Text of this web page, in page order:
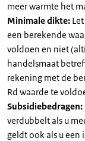
meer warmte het
Minimale dikte:
een berekende
voldoen en niet
handelsmaat
rekening met de
Rd waarde te
Subsidiebedragen:
verdubbelt als u
geldt ook als u een